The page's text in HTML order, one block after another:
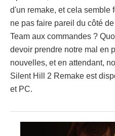
d'un remake, et cela semble
ne pas faire pareil du côté
Team aux commandes ?
devoir prendre notre mal en
nouvelles, et en attendant,
Silent Hill 2 Remake est
et PC.